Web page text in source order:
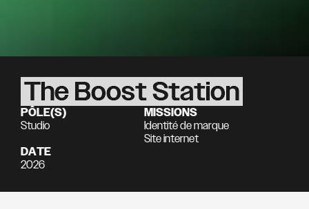
The Boost Station
PÔLE(S)
Studio
MISSIONS
Identité de marque
Site internet
DATE
2026